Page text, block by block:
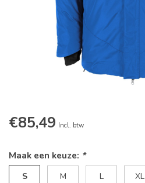
€85,49 Incl. btw
Maak een keuze: *
S M L XL